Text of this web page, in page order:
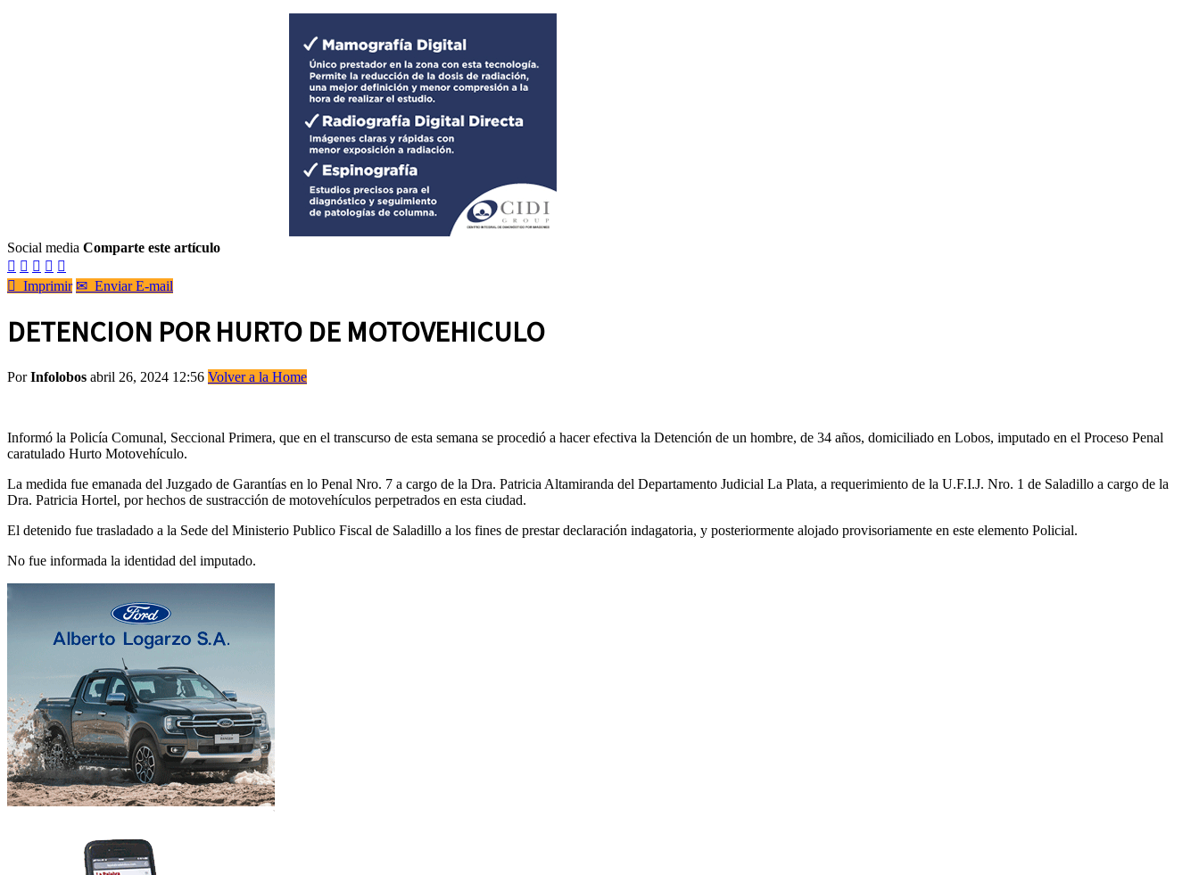
Social media Comparte este artículo
    
 Imprimir ✉ Enviar E-mail
DETENCION POR HURTO DE MOTOVEHICULO
PorInfolobos abril 26, 2024 12:56 Volver a la Home
Informó la Policía Comunal, Seccional Primera, que en el transcurso de esta semana se procedió a hacer efectiva la Detención de un hombre, de 34 años, domiciliado en Lobos, imputado en el Proceso Penal
caratulado Hurto Motovehículo.
La medida fue emanada del Juzgado de Garantías en lo Penal Nro. 7 a cargo de la Dra. Patricia Altamiranda del Departamento Judicial La Plata, a requerimiento de la U.F.I.J. Nro. 1 de Saladillo a cargo de la
Dra. Patricia Hortel, por hechos de sustracción de motovehículos perpetrados en esta ciudad.
El detenido fue trasladado a la Sede del Ministerio Publico Fiscal de Saladillo a los fines de prestar declaración indagatoria, y posteriormente alojado provisoriamente en este elemento Policial.
No fue informada la identidad del imputado.